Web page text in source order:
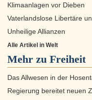
Klimaanlagen vor Dieben
Vaterlandslose Libertäre
Unheilige Allianzen
Alle Artikel in Welt
Mehr zu Freiheit
Das Allwesen in der
Regierung bereitet neuen